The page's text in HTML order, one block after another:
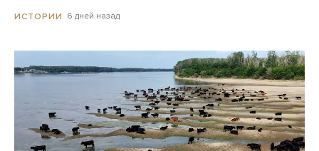
ИСТОРИИ 6 дней назад